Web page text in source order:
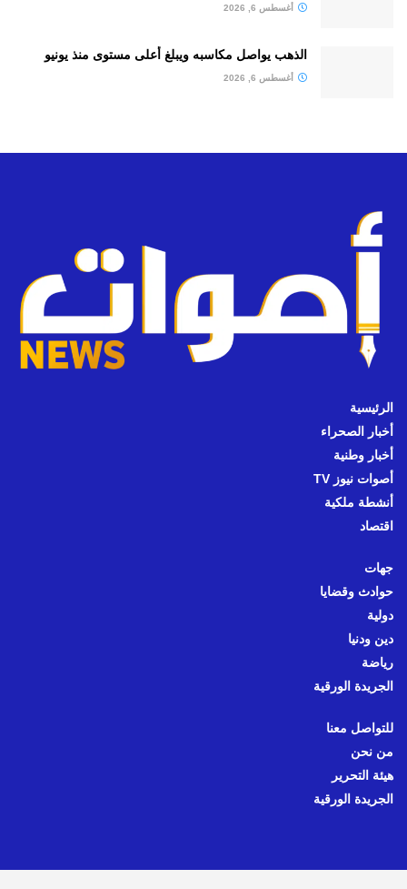
أغسطس 6, 2026
الذهب يواصل مكاسبه ويبلغ أعلى مستوى منذ يونيو
أغسطس 6, 2026
الرئيسية
أخبار الصحراء
أخبار وطنية
أصوات نيوز TV
أنشطة ملكية
اقتصاد
جهات
حوادث وقضايا
دولية
دين ودنيا
رياضة
الجريدة الورقية
للتواصل معنا
من نحن
هيئة التحرير
الجريدة الورقية